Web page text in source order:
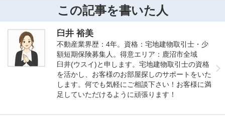
この記事を書いた人
臼井 裕美
不動産業界歴：4年。資格：宅地建物取引士・少
額短期保険募集人。得意エリア：鹿沼市全域
臼井(ウスイ)と申します。宅地建物取引士の資格
を活かし、お客様のお部屋探しのサポートをいた
します。何でも気軽にご相談下さい！お客様に満
足していただけるように頑張ります！